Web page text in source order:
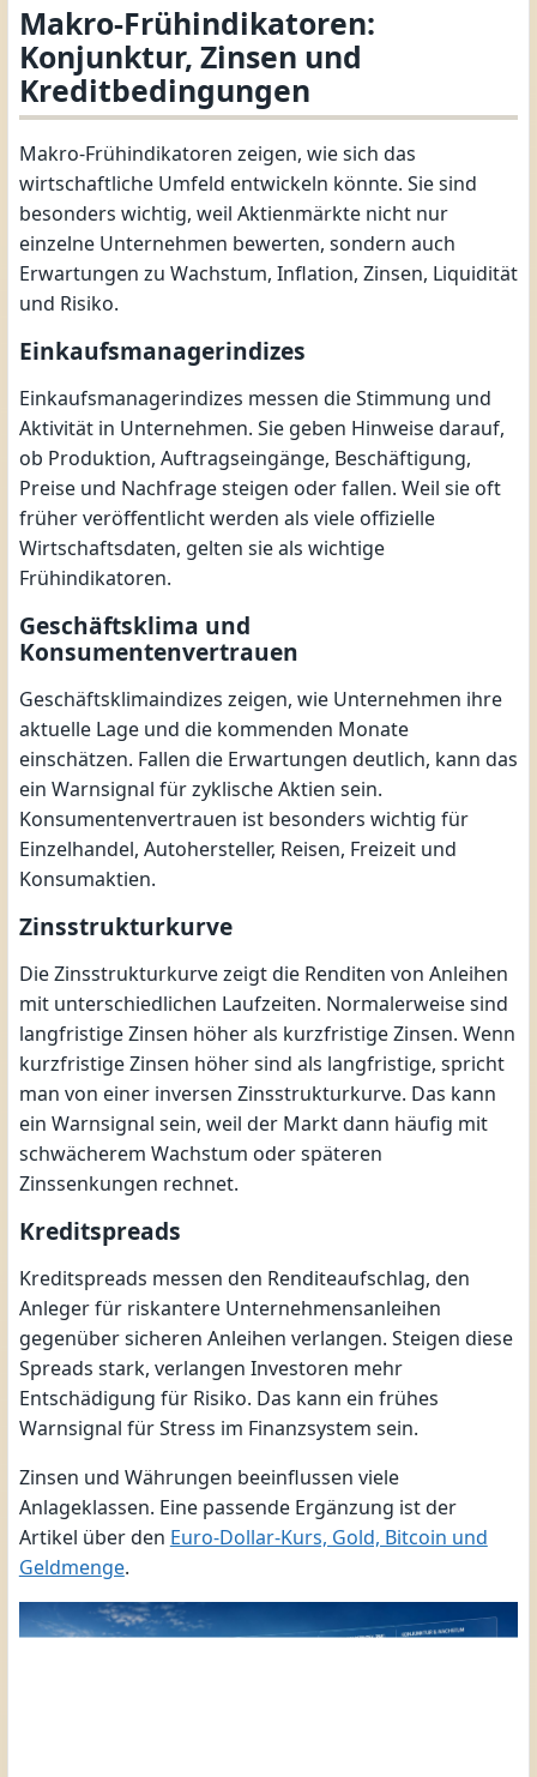
Makro-Frühindikatoren:
Konjunktur, Zinsen und
Kreditbedingungen
Makro-Frühindikatoren zeigen, wie sich das
wirtschaftliche Umfeld entwickeln könnte. Sie sind
besonders wichtig, weil Aktienmärkte nicht nur
einzelne Unternehmen bewerten, sondern auch
Erwartungen zu Wachstum, Inflation, Zinsen, Liquidität
und Risiko.
Einkaufsmanagerindizes
Einkaufsmanagerindizes messen die Stimmung und
Aktivität in Unternehmen. Sie geben Hinweise darauf,
ob Produktion, Auftragseingänge, Beschäftigung,
Preise und Nachfrage steigen oder fallen. Weil sie oft
früher veröffentlicht werden als viele offizielle
Wirtschaftsdaten, gelten sie als wichtige
Frühindikatoren.
Geschäftsklima und
Konsumentenvertrauen
Geschäftsklimaindizes zeigen, wie Unternehmen ihre
aktuelle Lage und die kommenden Monate
einschätzen. Fallen die Erwartungen deutlich, kann das
ein Warnsignal für zyklische Aktien sein.
Konsumentenvertrauen ist besonders wichtig für
Einzelhandel, Autohersteller, Reisen, Freizeit und
Konsumaktien.
Zinsstrukturkurve
Die Zinsstrukturkurve zeigt die Renditen von Anleihen
mit unterschiedlichen Laufzeiten. Normalerweise sind
langfristige Zinsen höher als kurzfristige Zinsen. Wenn
kurzfristige Zinsen höher sind als langfristige, spricht
man von einer inversen Zinsstrukturkurve. Das kann
ein Warnsignal sein, weil der Markt dann häufig mit
schwächerem Wachstum oder späteren
Zinssenkungen rechnet.
Kreditspreads
Kreditspreads messen den Renditeaufschlag, den
Anleger für riskantere Unternehmensanleihen
gegenüber sicheren Anleihen verlangen. Steigen diese
Spreads stark, verlangen Investoren mehr
Entschädigung für Risiko. Das kann ein frühes
Warnsignal für Stress im Finanzsystem sein.
Zinsen und Währungen beeinflussen viele
Anlageklassen. Eine passende Ergänzung ist der
Artikel über den Euro-Dollar-Kurs, Gold, Bitcoin und
Geldmenge.